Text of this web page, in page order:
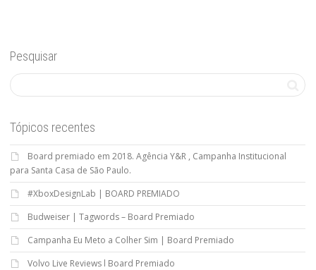
Pesquisar
Tópicos recentes
Board premiado em 2018. Agência Y&R , Campanha Institucional
para Santa Casa de São Paulo.
#XboxDesignLab | BOARD PREMIADO
Budweiser | Tagwords – Board Premiado
Campanha Eu Meto a Colher Sim | Board Premiado
Volvo Live Reviews l Board Premiado